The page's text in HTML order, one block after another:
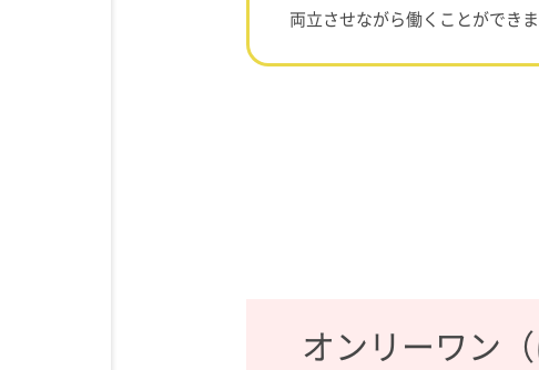
両立させながら働くことができま
オンリーワン